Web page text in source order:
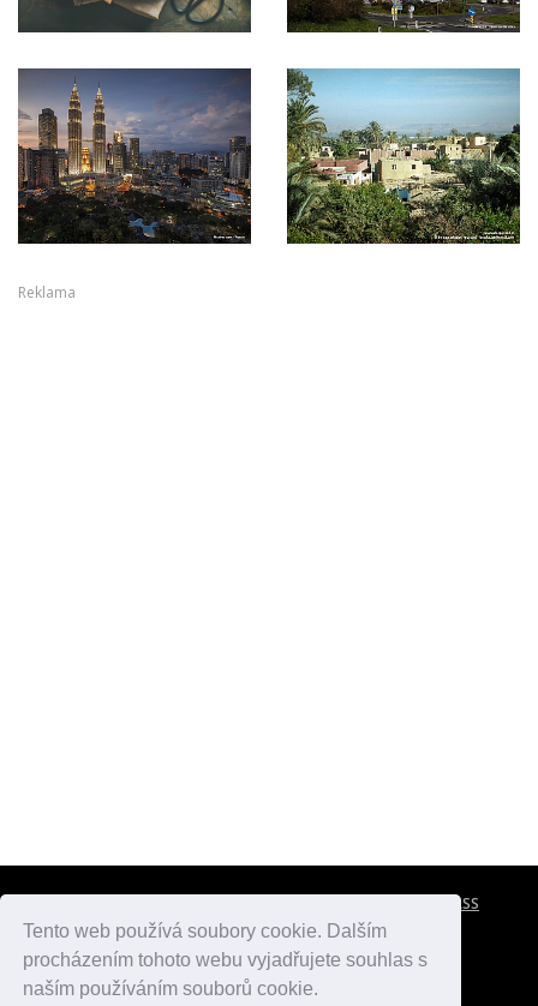
Tento web používá soubory cookie. Dalším
procházením tohoto webu vyjadřujete souhlas s
naším používáním souborů cookie.
Reklama
RSS
atlaspamatek.info